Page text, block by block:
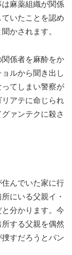
麻薬組織が関係
いたことを認め
かされます。
係者を麻酔をか
ルから聞き出し
てしまい警察が
アテに命じられ
ァンテクに殺さ
んでいた家に行
にいる父親イ・
分かります。今
する父親を偶然
すだろうとパン